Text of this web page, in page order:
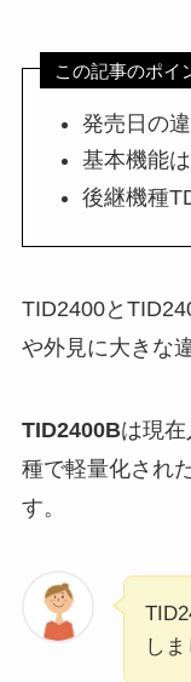
この記事のポイ
発売日の
基本機能
後継機種
TID2400と
や外見に大きな
TID2400Bは現
種で軽量化され
す。
しま